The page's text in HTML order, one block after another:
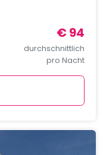
€ 94
durchschnittlich
pro Nacht